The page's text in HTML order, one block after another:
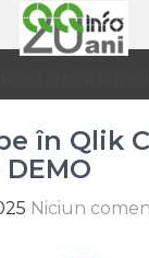
în Qlik
Niciun